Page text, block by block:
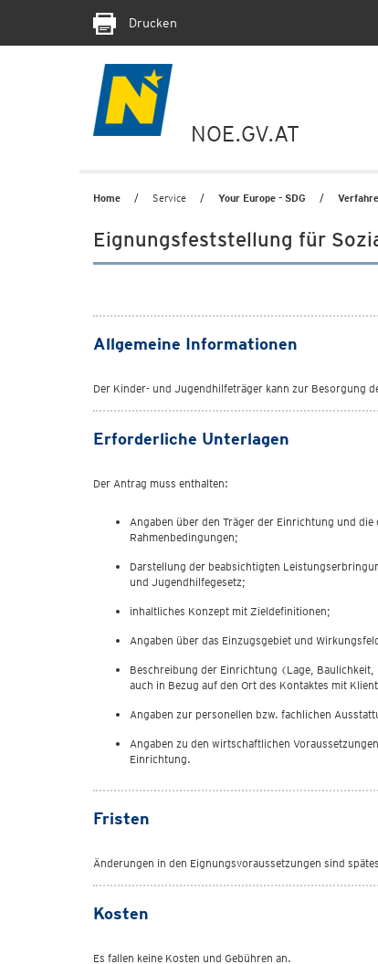
Drucken
NOE.GV.AT
Home Service Your Europe - SDG
Eignungsfeststellung für
Allgemeine Informationen
Der Kinder- und Jugendhilfeträger kann zur Besorgung
Erforderliche Unterlagen
Der Antrag muss enthalten:
Angaben über den Träger der Einrichtung und
Rahmenbedingungen;
Darstellung der beabsichtigten
und Jugendhilfegesetz;
inhaltliches Konzept mit Zieldefinitionen;
Angaben über das Einzugsgebiet und
Beschreibung der Einrichtung (Lage,
auch in Bezug auf den Ort des Kontaktes mit
Angaben zur personellen bzw. fachlichen
Angaben zu den wirtschaftlichen
Einrichtung.
Fristen
Änderungen in den Eignungsvoraussetzungen sind
Kosten
Es fallen keine Kosten und Gebühren an.